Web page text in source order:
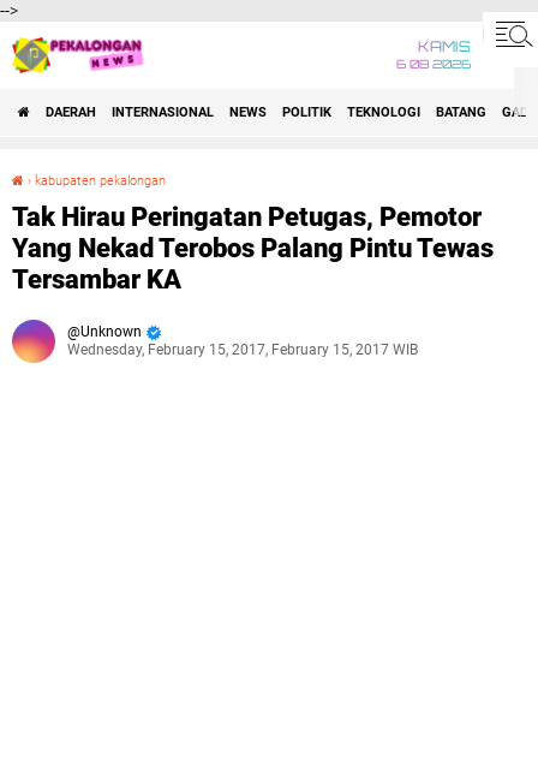
-->
KAMIS
6 08 2026
DAERAH INTERNASIONAL NEWS POLITIK TEKNOLOGI BATANG
› kabupaten pekalongan
Tak Hirau Peringatan Petugas, Pemotor
Yang Nekad Terobos Palang Pintu Tewas
Tersambar KA
Unknown
Wednesday, February 15, 2017, February 15, 2017 WIB